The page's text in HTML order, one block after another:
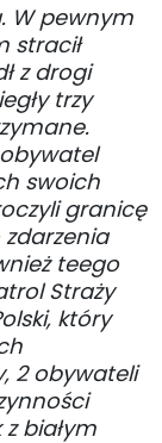
W pewnym
stracił
z drogi
trzy
swoich
granicę
teego
Straży
który
2 obywateli
białym